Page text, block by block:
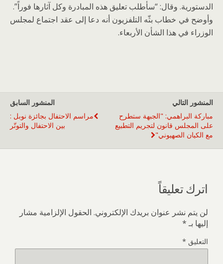
الدستورية. وقال: “سأطلب تعليق هذه المبادرة وكل آثارها فوراً”.
وأوضح في خطاب بثّه التلفزيون أنه دعا إلى عقد اجتماع لمجلس
الوزراء في هذا الشأن الأربعاء.
المنشور السابق
مراسم الاحتفال بجائزة نوبل :
بين الاحتفال والتوتّر
المنشور التالي
مباركة البراهمي: "الجبهة ستطرح
على المجلس قانون لتجريم التطبيع
مع الكيان الصهيوني"
اترك تعليقاً
لن يتم نشر عنوان بريدك الإلكتروني. الحقول الإلزامية مشار
إليها بـ*
التعليق *